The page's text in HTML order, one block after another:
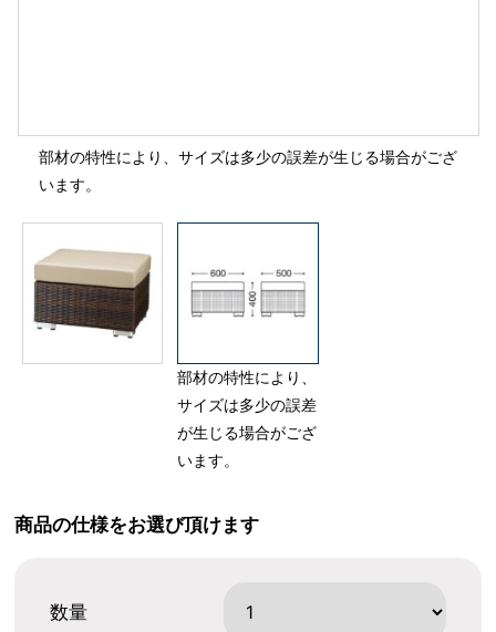
部材の特性により、サイズは多少の誤差が生じる場合がござ
います。
部材の特性により、
サイズは多少の誤差
が生じる場合がござ
います。
商品の仕様をお選び頂けます
数量